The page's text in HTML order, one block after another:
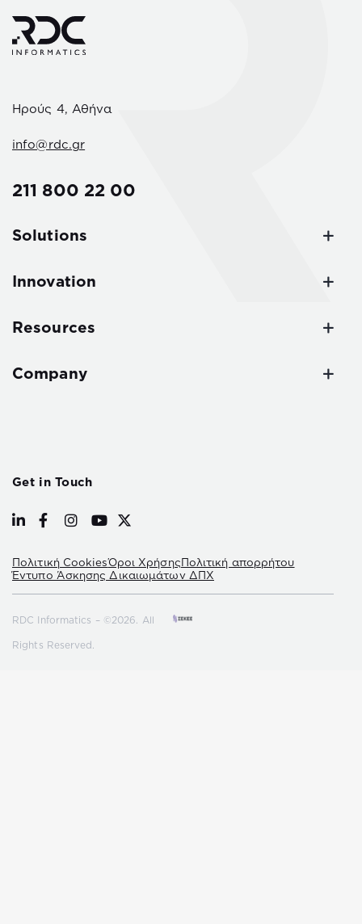
Ηρούς 4, Αθήνα
info@rdc.gr
211 800 22 00
Solutions
Innovation
Resources
Company
Get in Touch
Πολιτική CookiesΌροι ΧρήσηςΠολιτική απορρήτου
Έντυπο Άσκησης Δικαιωμάτων ΔΠΧ
RDC Informatics – ©2026. All
Rights Reserved.